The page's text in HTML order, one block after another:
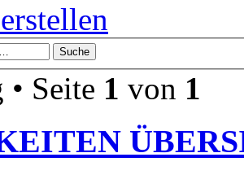
Seite 1 von 1